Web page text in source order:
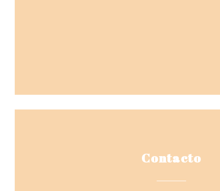
Contacto